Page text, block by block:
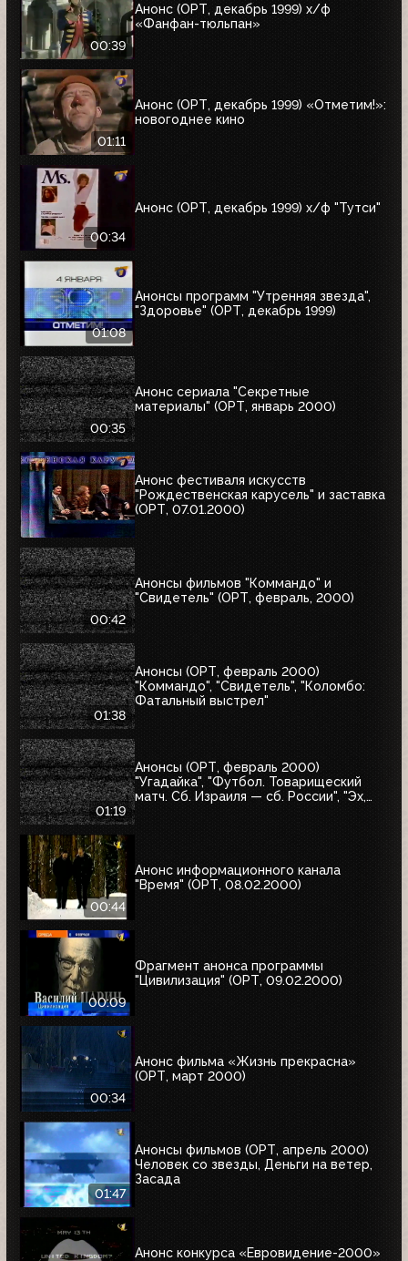
00:39
Анонс (ОРТ, декабрь 1999) х/ф
«Фанфан-тюльпан»
01:11
Анонс (ОРТ, декабрь 1999) «Отметим!»:
новогоднее кино
00:34
Анонс (ОРТ, декабрь 1999) х/ф "Тутси"
01:08
Анонсы программ "Утренняя звезда",
"Здоровье" (ОРТ, декабрь 1999)
00:35
Анонс сериала "Секретные
материалы" (ОРТ, январь 2000)
Анонс фестиваля искусств
"Рождественская карусель" и заставка
(ОРТ, 07.01.2000)
00:42
Анонсы фильмов "Коммандо" и
"Свидетель" (ОРТ, февраль, 2000)
01:38
Анонсы (ОРТ, февраль 2000)
"Коммандо", "Свидетель", "Коломбо:
Фатальный выстрел"
01:19
Анонсы (ОРТ, февраль 2000)
"Угадайка", "Футбол. Товарищеский
матч. Сб. Израиля — сб. России", "Эх,
00:44
Анонс информационного канала
"Время" (ОРТ, 08.02.2000)
00:09
Фрагмент анонса программы
"Цивилизация" (ОРТ, 09.02.2000)
00:34
Анонс фильма «Жизнь прекрасна»
(ОРТ, март 2000)
01:47
Анонсы фильмов (ОРТ, апрель 2000)
Человек со звезды, Деньги на ветер,
Засада
Анонс конкурса «Евровидение-2000»